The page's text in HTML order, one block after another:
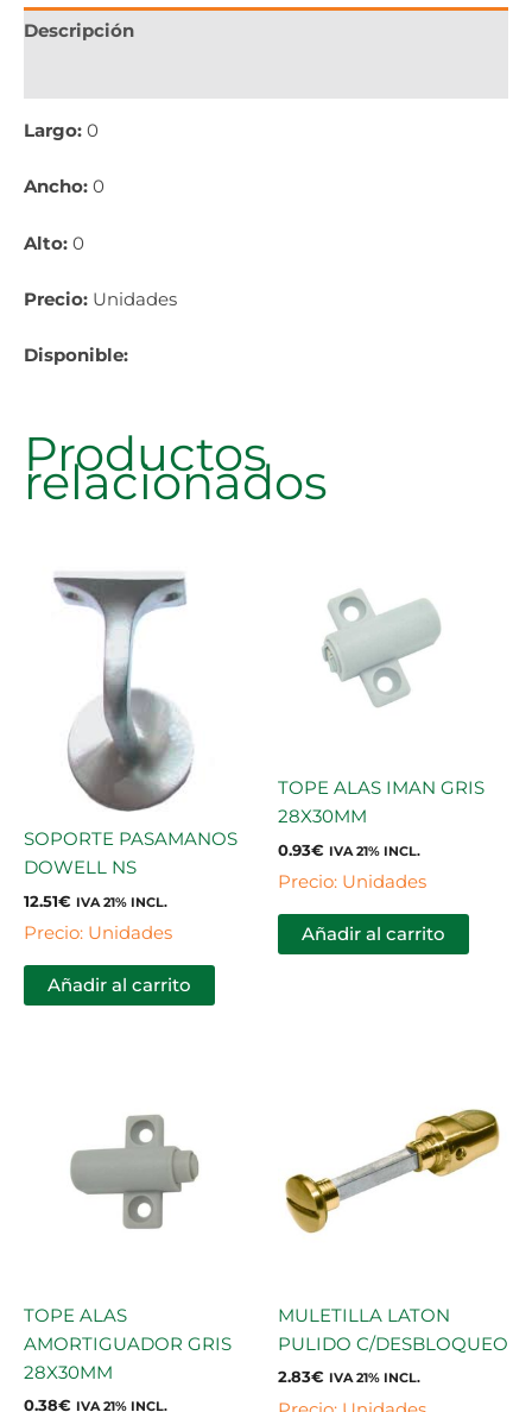
Descripción
Largo: 0
Ancho: 0
Alto: 0
Precio: Unidades
Disponible:
Productos
relacionados
SOPORTE PASAMANOS
DOWELL NS
12.51€ IVA 21% INCL.
Precio: Unidades
Añadir al carrito
TOPE ALAS IMAN GRIS
28X30MM
0.93€ IVA 21% INCL.
Precio: Unidades
Añadir al carrito
TOPE ALAS
AMORTIGUADOR GRIS
28X30MM
0.38€ IVA 21% INCL.
MULETILLA LATON
PULIDO C/DESBLOQUEO
2.83€ IVA 21% INCL.